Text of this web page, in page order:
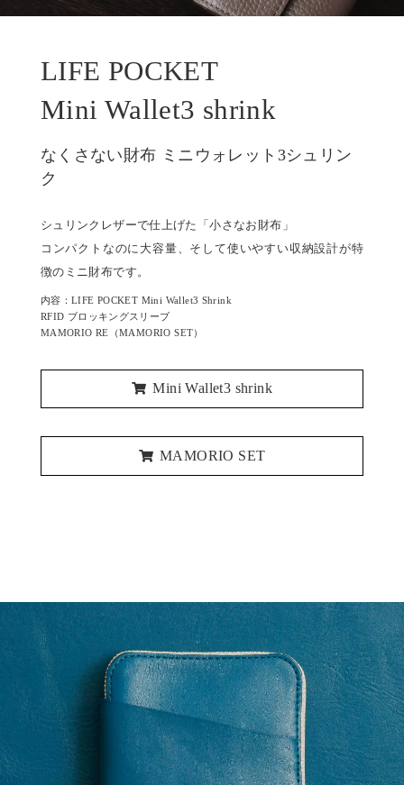
LIFE POCKET
Mini Wallet3 shrink
なくさない財布 ミニウォレット3シュリン
ク
シュリンクレザーで仕上げた「小さなお財布」
コンパクトなのに大容量、そして使いやすい収納設計が特
徴のミニ財布です。
内容：LIFE POCKET Mini Wallet3 Shrink
RFID ブロッキングスリーブ
MAMORIO RE（MAMORIO SET）
Mini Wallet3 shrink
MAMORIO SET